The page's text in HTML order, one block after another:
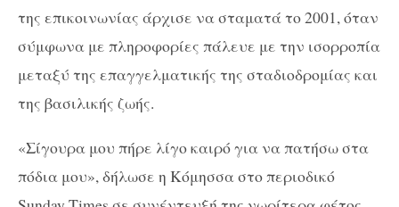
της επικοινωνίας άρχισε να σταματά το 2001, όταν
σύμφωνα με πληροφορίες πάλευε με την ισορροπία
μεταξύ της επαγγελματικής της σταδιοδρομίας και
της βασιλικής ζωής.
«Σίγουρα μου πήρε λίγο καιρό για να πατήσω στα
πόδια μου», δήλωσε η Κόμησσα στο περιοδικό